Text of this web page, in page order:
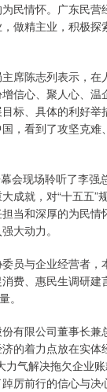
民情怀。广东民营
做精主业，积极探
席陈志列表示，在
信心、聚人心、温
标、具体的利好举
，看到了攻坚克难
会现场聆听了李强
成就，对“十五五”
当和深厚的为民情
大动力。
员与企业经营者，
费、惠民生调研建
。
有限公司董事长
的着力点放在实体
气解决拖欠企业
厉前行的信心与决